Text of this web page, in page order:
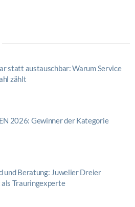
statt austauschbar: Warum Service
zählt
2026: Gewinner der Kategorie
und Beratung: Juwelier Dreier
als Trauringexperte